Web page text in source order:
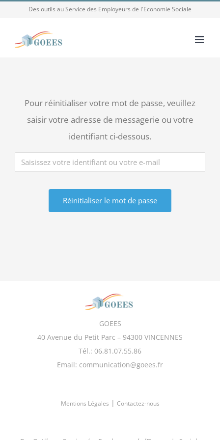
contenu
Des outils au Service des Employeurs de l'Economie Sociale
Pour réinitialiser votre mot de passe, veuillez
saisir votre adresse de messagerie ou votre
identifiant ci-dessous.
GOEES
40 Avenue du Petit Parc – 94300 VINCENNES
Tél.: 06.81.07.55.86
Email: communication@goees.fr
Mentions Légales | Contactez-nous